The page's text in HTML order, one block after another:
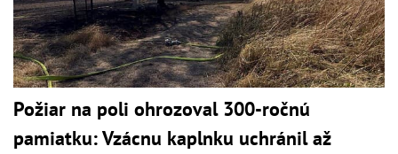
Požiar na poli ohrozoval 300-ročnú
pamiatku: Vzácnu kaplnku uchránil až